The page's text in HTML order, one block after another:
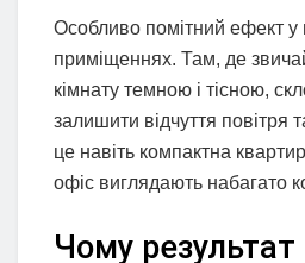
Особливо помітний ефект у
приміщеннях. Там, де
кімнату темною і тісною,
залишити відчуття повітря
це навіть компактна
офіс виглядають набагато
Чому